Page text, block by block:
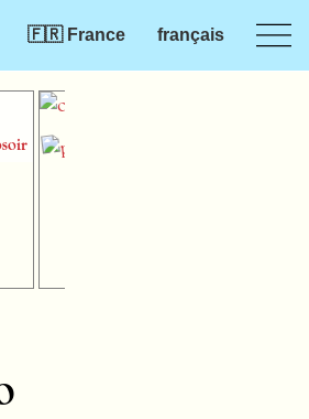
🇫🇷 France
français